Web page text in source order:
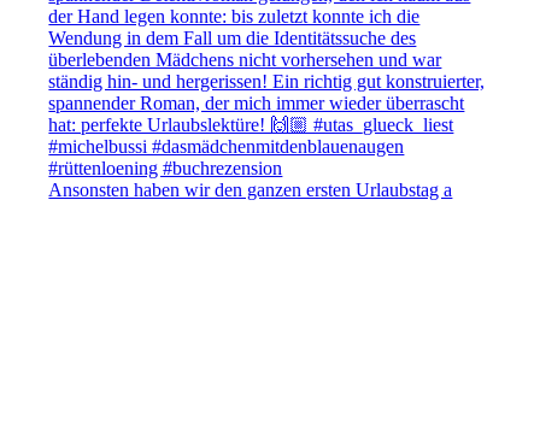
Ansonsten haben wir den ganzen ersten Urlaubstag a